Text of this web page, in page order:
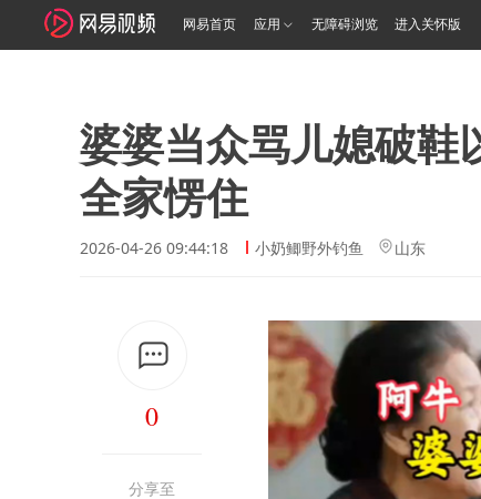
网易首页 应用 无障碍浏览 进入关怀版
婆婆当众骂儿媳破鞋
全家愣住
2026-04-26 09:44:18 小奶鲫野外钓鱼 山东
0
分享至